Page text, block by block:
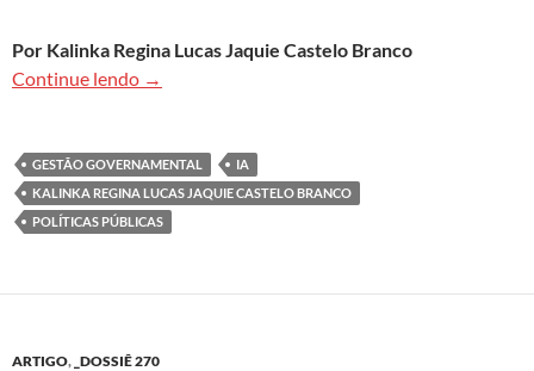
Por Kalinka Regina Lucas Jaquie Castelo Branco
Continue lendo Inteligência Artificial e políticas públicas
→
GESTÃO GOVERNAMENTAL
IA
KALINKA REGINA LUCAS JAQUIE CASTELO BRANCO
POLÍTICAS PÚBLICAS
ARTIGO, _DOSSIÊ 270